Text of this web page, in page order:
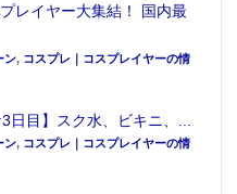
レイヤー大集結！ 国内最
ン, コスプレ｜コスプレイヤーの情
日目】スク水、ビキニ、...
ン, コスプレ｜コスプレイヤーの情